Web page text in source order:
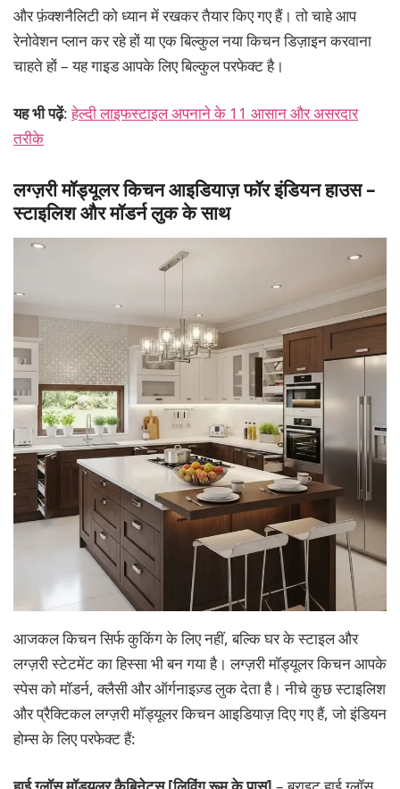
और फ़ंक्शनैलिटी को ध्यान में रखकर तैयार किए गए हैं। तो चाहे आप
रेनोवेशन प्लान कर रहे हों या एक बिल्कुल नया किचन डिज़ाइन करवाना
चाहते हों – यह गाइड आपके लिए बिल्कुल परफेक्ट है।
यह भी पढ़ें:हेल्दी लाइफस्टाइल अपनाने के 11 आसान और असरदार
तरीके
लग्ज़री मॉड्यूलर किचन आइडियाज़ फॉर इंडियन हाउस –
स्टाइलिश और मॉडर्न लुक के साथ
आजकल किचन सिर्फ कुकिंग के लिए नहीं, बल्कि घर के स्टाइल और
लग्ज़री स्टेटमेंट का हिस्सा भी बन गया है। लग्ज़री मॉड्यूलर किचन आपके
स्पेस को मॉडर्न, क्लैसी और ऑर्गनाइज़्ड लुक देता है। नीचे कुछ स्टाइलिश
और प्रैक्टिकल लग्ज़री मॉड्यूलर किचन आइडियाज़ दिए गए हैं, जो इंडियन
होम्स के लिए परफेक्ट हैं: